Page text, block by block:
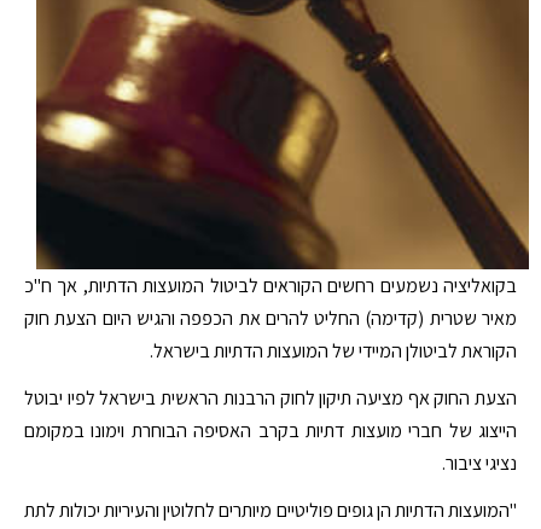
בקואליציה נשמעים רחשים הקוראים לביטול המועצות הדתיות, אך ח"כ
מאיר שטרית (קדימה) החליט להרים את הכפפה והגיש היום הצעת חוק
הקוראת לביטולן המיידי של המועצות הדתיות בישראל.
הצעת החוק אף מציעה תיקון לחוק הרבנות הראשית בישראל לפיו יבוטל
הייצוג של חברי מועצות דתיות בקרב האסיפה הבוחרת וימונו במקומם
נציגי ציבור.
"המועצות הדתיות הן גופים פוליטיים מיותרים לחלוטין והעיריות יכולות לתת